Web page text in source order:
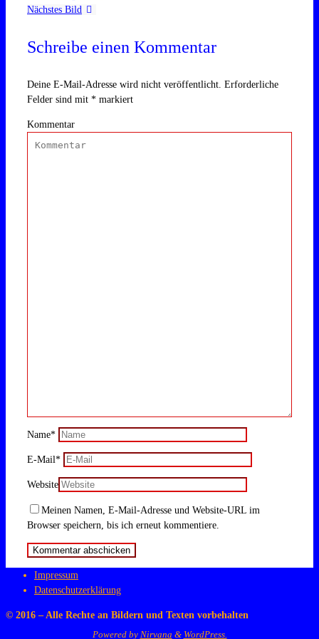
Nächstes Bild
Schreibe einen Kommentar
Deine E-Mail-Adresse wird nicht veröffentlicht. Erforderliche
Felder sind mit * markiert
Kommentar
Name*
E-Mail*
Website
Meinen Namen, E-Mail-Adresse und Website-URL im
Browser speichern, bis ich erneut kommentiere.
Impressum
Datenschutzerklärung
© 2016 – Alle Rechte an Bildern und Texten vorbehalten
Powered by Nirvana & WordPress.